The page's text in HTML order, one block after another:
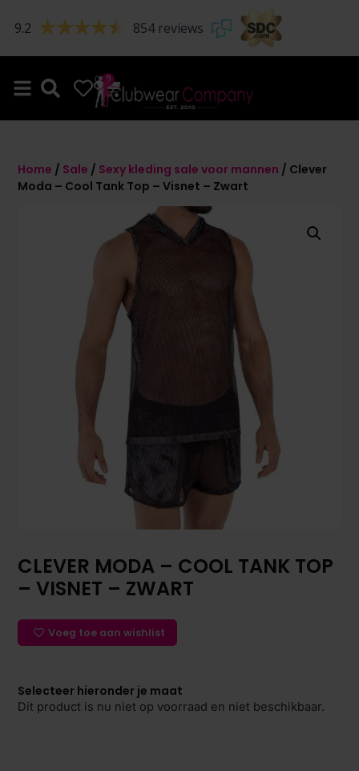
9.2 854 reviews
0 0
Home / Sale / Sexy kleding sale voor mannen / Clever
Moda – Cool Tank Top – Visnet – Zwart
CLEVER MODA – COOL TANK TOP
– VISNET – ZWART
Voeg toe aan wishlist
Selecteer hieronder je maat
Dit product is nu niet op voorraad en niet beschikbaar.